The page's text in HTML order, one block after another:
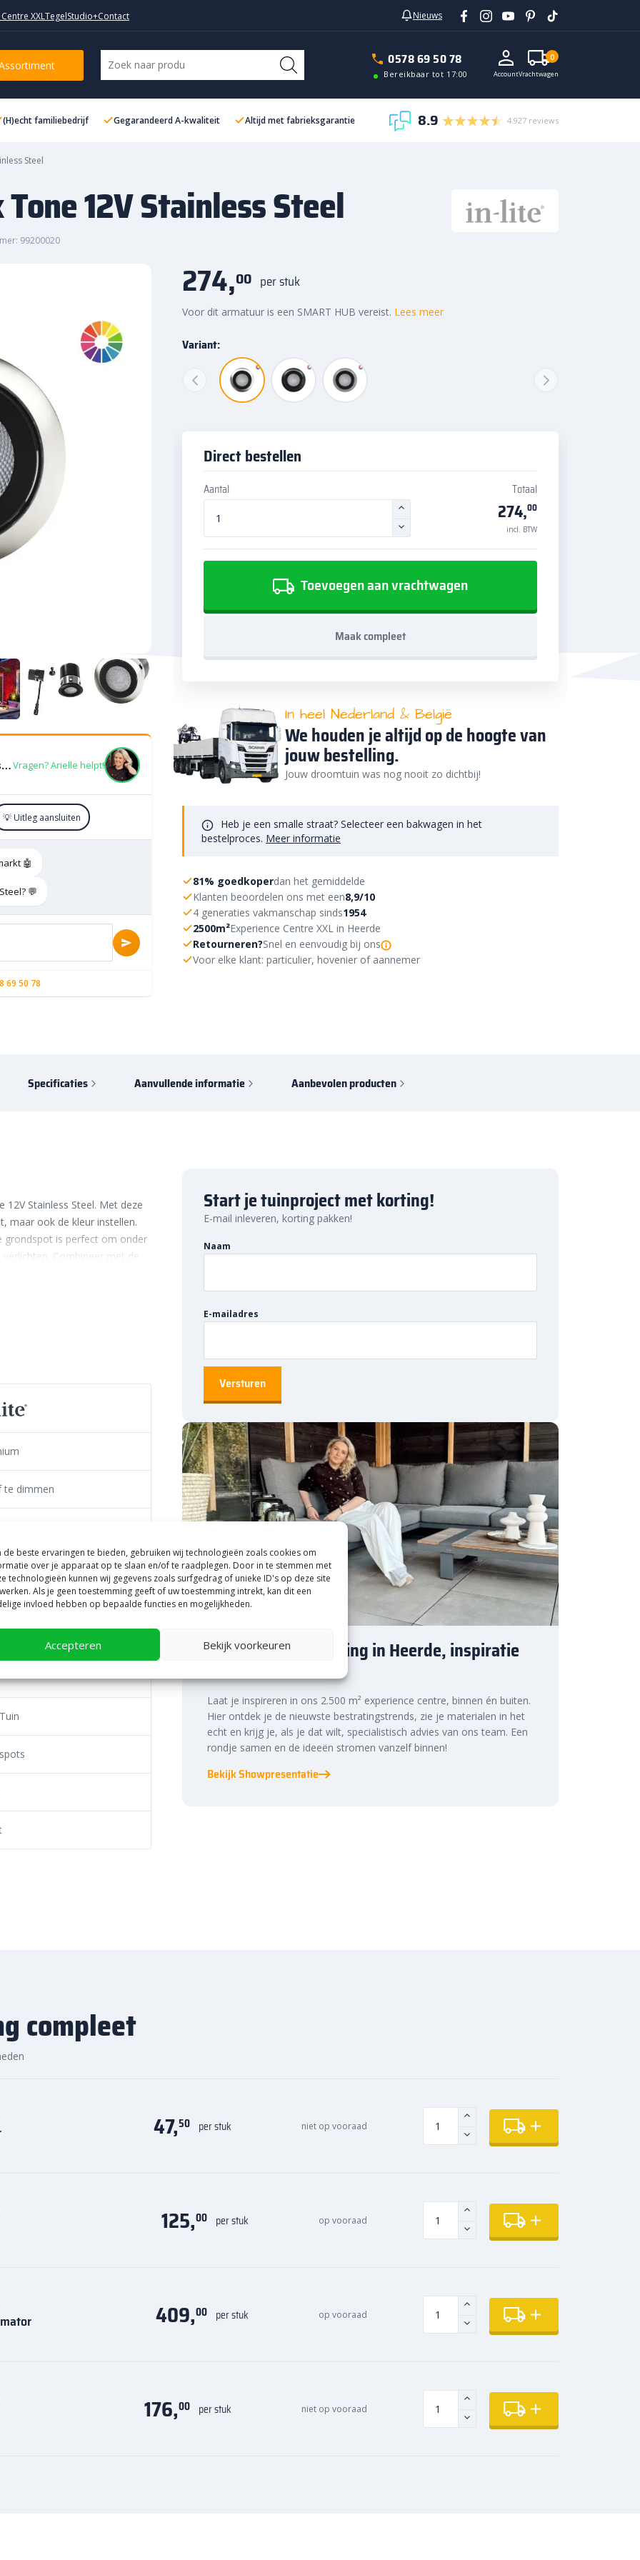
de beste ervaringen te bieden, gebruiken wij technologieën zoals cookies om
over je apparaat op te slaan en/of te raadplegen. Door in te stemmen met
technologieën kunnen wij gegevens zoals surfgedrag of unieke ID's op deze site
Als je geen toestemming geeft of uw toestemming intrekt, kan dit een
invloed hebben op bepaalde functies en mogelijkheden.
Accepteren Bekijk voorkeuren
XXLTegelStudio+Contact Nieuws
0578 69 50 78
Bereikbaar tot 17:00 AccountVrachtwagen
0
(H)echt familiebedrijf Gegarandeerd A-kwaliteit Altijd met fabrieksgarantie 8.9 4.927 reviews
Steel
12V Stainless Steel
99200020
In Lite Smart Flux Tone 12V Stainless SteelVragen? Arielle helpt!
💡 Uitleg aansluiten
🤖
💬
69 50 78
274,00 per stuk
Voor dit armatuur is een SMART HUB vereist. Lees meer
Variant:
Direct bestellen
Aantal Totaal
274,00
incl. BTW
Toevoegen aan vrachtwagen
Maak compleet
In heel Nederland & België
We houden je altijd op de hoogte van
jouw bestelling.
Jouw droomtuin was nog nooit zo dichtbij!
Heb je een smalle straat? Selecteer een bakwagen in het
bestelproces. Meer informatie
81% goedkoperdan het gemiddelde
Klanten beoordelen ons met een8,9/10
4 generaties vakmanschap sinds1954
2500m²Experience Centre XXL in Heerde
Retourneren?Snel en eenvoudig bij ons
Voor elke klant: particulier, hovenier of aannemer
Specificaties Aanvullende informatie Aanbevolen producten
12V Stainless Steel. Met deze
maar ook de kleur instellen.
grondspot is perfect om onder
Combineer met de
in de tuin.
Smart-lijn. Deze slimme
Zo kan je de verlichting
de perfecte sfeer geniet.
en uit gaat. Daarnaast is
dat je de lamp in
systeem. Dit systeem werkt
manier kunt aansluiten,
te zetten naar 12 volt heb je
de
aansluiten, zodat je de
de In Lite Smart Flux aan te
Easy-Lock meegeleverd.
prijs, snelle
prijs in Nederland. Dankzij
eens snel aan de slag met
prijs van de In Lite
Bestratingsmarkt.com.
te dimmen
Steel
Start je tuinproject met korting!
E-mail inleveren, korting pakken!
Naam
E-mailadres
Bezoek onze vestiging in Heerde, inspiratie
binnen én buiten!
Laat je inspireren in ons 2.500 m² experience centre, binnen én buiten.
Hier ontdek je de nieuwste bestratingstrends, zie je materialen in het
echt en krijg je, als je dat wilt, specialistisch advies van ons team. Een
rondje samen en de ideeën stromen vanzelf binnen!
Bekijk Showpresentatie
compleet
47,50 per stuk niet op vooraad
125,00 per stuk op vooraad
409,00 per stuk op vooraad
176,00 per stuk niet op vooraad
Steel In vrachtwagen